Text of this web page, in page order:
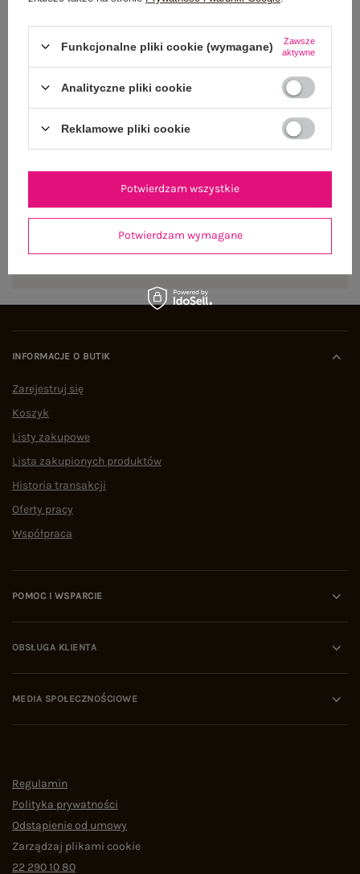
Dostępny
NEWSLETTER
Zapisz się do naszego newslettera i otrzymaj 15% zniżki na
pierwsze zamówienie
ZAPISZ SIĘ
INFORMACJE O BUTIK
Zarejestruj się
Koszyk
Listy zakupowe
Lista zakupionych produktów
Historia transakcji
Oferty pracy
Współpraca
POMOC I WSPARCIE
OBSŁUGA KLIENTA
MEDIA SPOŁECZNOŚCIOWE
Regulamin
Polityka prywatności
Odstąpienie od umowy
Zarządzaj plikami cookie
22 290 10 80
Funkcjonalne pliki cookie (wymagane)
Zawsze
aktywne
Analityczne pliki cookie
Reklamowe pliki cookie
Potwierdzam wymagane
Potwierdzam wszystkie